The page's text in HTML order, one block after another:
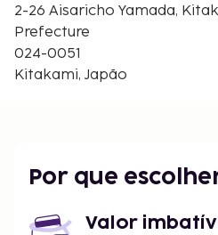
2-26 Aisaricho Yamada,
Prefecture
024-0051
Kitakami, Japão
Por que
Valor